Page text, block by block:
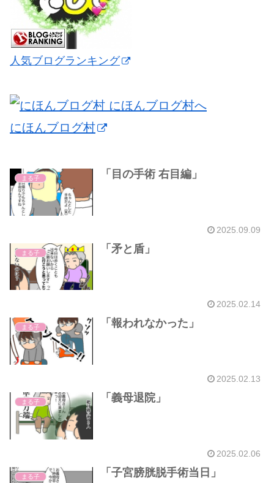
人気ブログランキング
にほんブログ村
まる子 「目の手術 右目編」
2025.09.09
まる子 「矛と盾」
2025.02.14
まる子 「報われなかった」
2025.02.13
まる子 「義母退院」
2025.02.06
まる子 「子宮膀胱脱手術当日」